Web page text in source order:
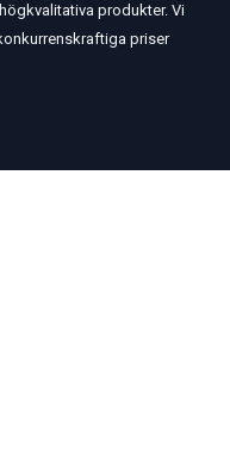
produkter. Vi
priser